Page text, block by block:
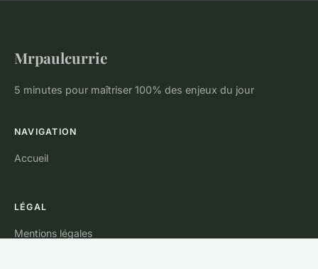
Mrpaulcurrie
5 minutes pour maîtriser 100% des enjeux du jour
NAVIGATION
Accueil
LÉGAL
Mentions légales